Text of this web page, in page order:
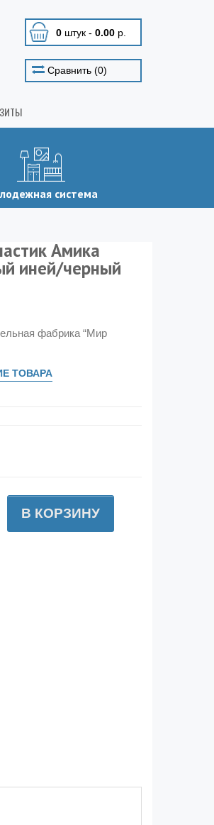
0штук - 0.00р.
Сравнить (0)
система
Амика
иней/черный
фабрика “Мир
ТОВАРА
В КОРЗИНУ